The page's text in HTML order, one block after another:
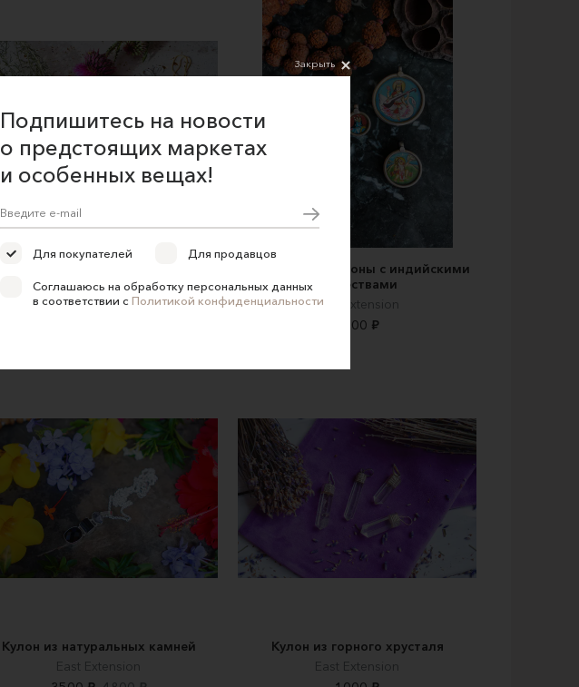
East Extension
2000 ₽
Серебряные кулоны с индийскими
божествами
East Extension
3800 ₽
Кулон из натуральных камней
East Extension
Кулон из горного хрусталя
East Extension
Закрыть
Подпишитесь на новости
о предстоящих маркетах
и особенных вещах!
Для покупателей Для продавцов
Соглашаюсь на обработку персональных данных
в соответствии с Политикой конфиденциальности